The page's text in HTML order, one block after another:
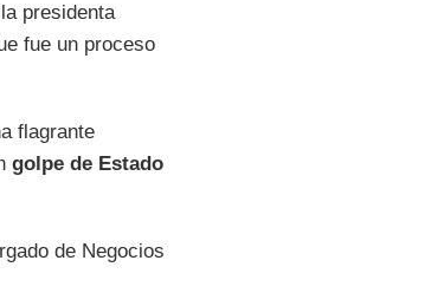
presidenta
fue un proceso
flagrante
golpe de Estado
de Negocios